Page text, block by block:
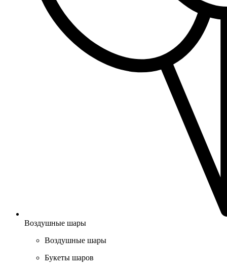
Воздушные шары
Воздушные шары
Букеты шаров